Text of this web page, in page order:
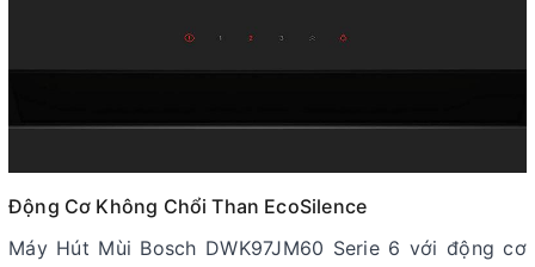
Động Cơ Không Chổi Than EcoSilence
Máy Hút Mùi Bosch DWK97JM60 Serie 6 với động cơ